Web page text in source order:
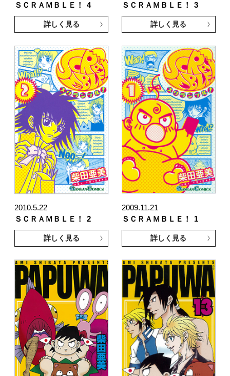
ＳＣＲＡＭＢＬＥ！
4
詳しく見る
ＳＣＲＡＭＢＬＥ！
3
詳しく見る
2010.5.22
ＳＣＲＡＭＢＬＥ！
2
詳しく見る
2009.11.21
ＳＣＲＡＭＢＬＥ！
1
詳しく見る